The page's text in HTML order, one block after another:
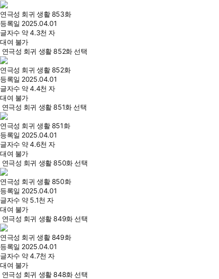
연극성 회귀 생활 853화
등록일 2025.04.01
글자수 약 4.3천 자
대여 불가
연극성 회귀 생활 852화 선택
연극성 회귀 생활 852화
등록일 2025.04.01
글자수 약 4.4천 자
대여 불가
연극성 회귀 생활 851화 선택
연극성 회귀 생활 851화
등록일 2025.04.01
글자수 약 4.6천 자
대여 불가
연극성 회귀 생활 850화 선택
연극성 회귀 생활 850화
등록일 2025.04.01
글자수 약 5.1천 자
대여 불가
연극성 회귀 생활 849화 선택
연극성 회귀 생활 849화
등록일 2025.04.01
글자수 약 4.7천 자
대여 불가
연극성 회귀 생활 848화 선택